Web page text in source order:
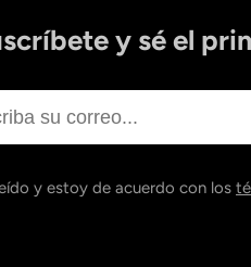
y sé el
y estoy de acuerdo con los